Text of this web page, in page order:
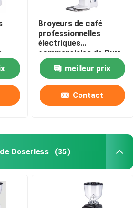
Broyeurs de café
professionnelles
électriques
commerciales de Burr
Grinder Industrial
Espresso Large
meilleur prix
Contact
Doserless (35)